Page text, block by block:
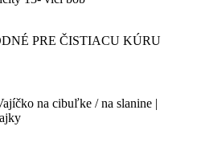
PRE ČISTIACU KÚRU
na cibuľke / na slanine |